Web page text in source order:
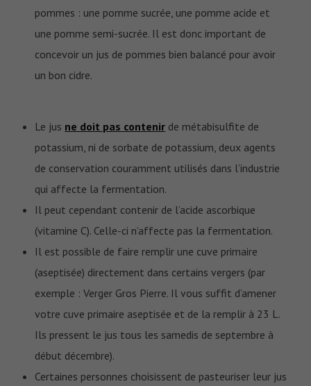
pommes : une pomme sucrée, une pomme acide et
une pomme semi-sucrée. Il est donc important de
concevoir un jus de pommes bien balancé pour avoir
un bon cidre.
Le jus ne doit pas contenir de métabisulfite de
potassium, ni de sorbate de potassium, deux agents
de conservation couramment utilisés dans l’industrie
qui affecte la fermentation.
Il peut cependant contenir de l’acide ascorbique
(vitamine C). Celle-ci n’affecte pas la fermentation.
Il est possible de faire remplir une cuve primaire
(aseptisée) directement dans certains vergers (par
exemple : Verger Gros Pierre. Il vous suffit d’amener
votre cuve primaire aseptisée et de la remplir à 23 L.
Ils pressent le jus tous les samedis de septembre à
début décembre).
Certaines personnes choisissent de pasteuriser leur jus